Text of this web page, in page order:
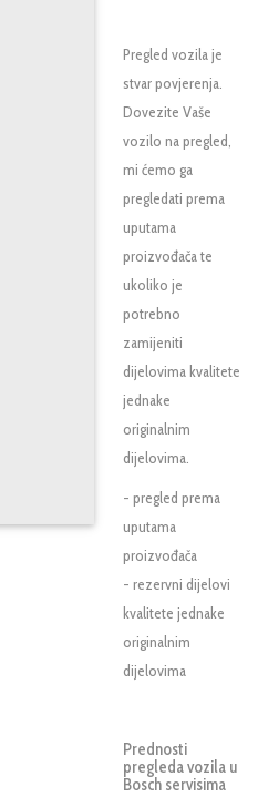
Pregled vozila je
stvar povjerenja.
Dovezite Vaše
vozilo na pregled,
mi ćemo ga
pregledati prema
uputama
proizvođača te
ukoliko je
potrebno
zamijeniti
dijelovima kvalitete
jednake
originalnim
dijelovima.
- pregled prema
uputama
proizvođača
- rezervni dijelovi
kvalitete jednake
originalnim
dijelovima
Prednosti
pregleda vozila u
Bosch servisima